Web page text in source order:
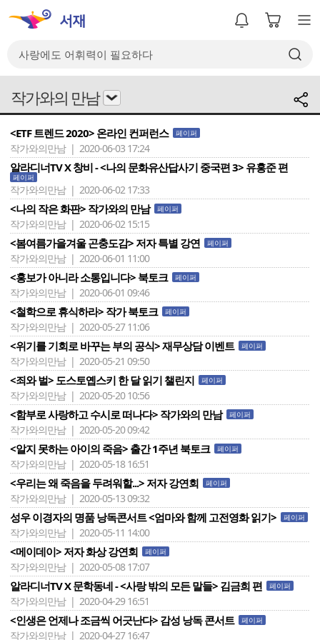
작가와의 만남
<ETF 트렌드 2020> 온라인 컨퍼런스 페이퍼
작가와의만남 | 2020-06-03 17:24
알라디너TV X 창비 - <나의 문화유산답사기 중국편 3> 유홍준 편
페이퍼
작가와의만남 | 2020-06-02 17:33
<나의 작은 화판> 작가와의 만남 페이퍼
작가와의만남 | 2020-06-02 15:15
<봄여름가을겨울 곤충도감> 저자 특별 강연 페이퍼
작가와의만남 | 2020-06-01 11:00
<홍보가 아니라 소통입니다> 북토크 페이퍼
작가와의만남 | 2020-06-01 09:46
<철학으로 휴식하라> 작가 북토크 페이퍼
작가와의만남 | 2020-05-27 11:06
<위기를 기회로 바꾸는 부의 공식> 재무상담 이벤트 페이퍼
작가와의만남 | 2020-05-21 09:50
<죄와 벌> 도스토옙스키 한 달 읽기 챌린지 페이퍼
작가와의만남 | 2020-05-20 10:56
<함부로 사랑하고 수시로 떠나다> 작가와의 만남 페이퍼
작가와의만남 | 2020-05-20 09:42
<알지 못하는 아이의 죽음> 출간 1주년 북토크 페이퍼
작가와의만남 | 2020-05-18 16:51
<우리는 왜 죽음을 두려워할...> 저자 강연회 페이퍼
작가와의만남 | 2020-05-13 09:32
성우 이경자의 명품 낭독콘서트 <엄마와 함께 고전영화 읽기> 페이퍼
작가와의만남 | 2020-05-11 14:00
<메이데이> 저자 화상 강연회 페이퍼
작가와의만남 | 2020-05-08 17:07
알라디너TV X 문학동네 - <사랑 밖의 모든 말들> 김금희 편 페이퍼
작가와의만남 | 2020-04-29 16:51
<인생은 언제나 조금씩 어긋난다> 감성 낭독 콘서트 페이퍼
작가와의만남 | 2020-04-27 16:47